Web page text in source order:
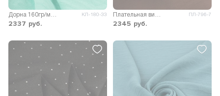
КЛ-180-33
2337 руб.
ПЛ-796-7
2345 руб.